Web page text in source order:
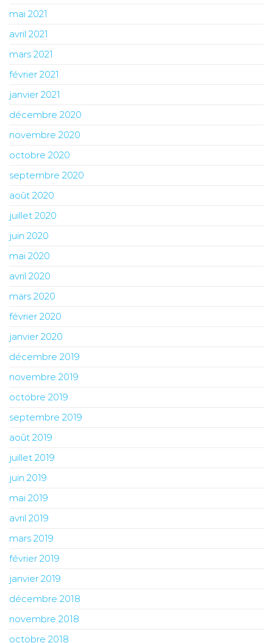
mai 2021
avril 2021
mars 2021
février 2021
janvier 2021
décembre 2020
novembre 2020
octobre 2020
septembre 2020
août 2020
juillet 2020
juin 2020
mai 2020
avril 2020
mars 2020
février 2020
janvier 2020
décembre 2019
novembre 2019
octobre 2019
septembre 2019
août 2019
juillet 2019
juin 2019
mai 2019
avril 2019
mars 2019
février 2019
janvier 2019
décembre 2018
novembre 2018
octobre 2018